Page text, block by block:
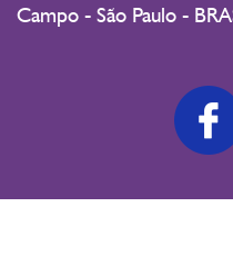
Campo - São Paulo -